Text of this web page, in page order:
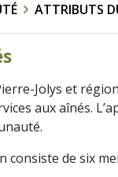
ATTRIBUTS
Jolys et
aux aînés.
consiste de six